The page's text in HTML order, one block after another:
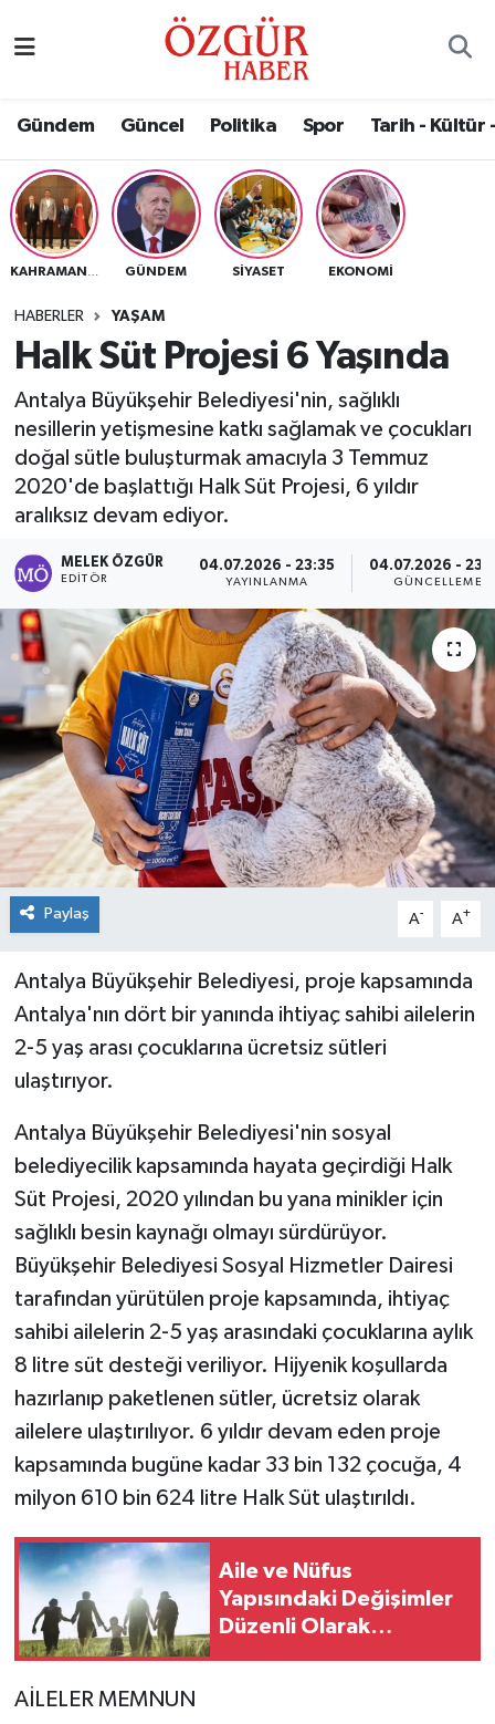
Gündem Güncel Politika Spor Tarih - Kültür
GÜNDEM SIYASET EKONOMI
HABERLER YAŞAM
Halk Süt Projesi 6 Yaşında
Antalya Büyükşehir Belediyesi'nin, sağlıklı
nesillerin yetişmesine katkı sağlamak ve çocukları
doğal sütle buluşturmak amacıyla 3 Temmuz
2020'de başlattığı Halk Süt Projesi, 6 yıldır
aralıksız devam ediyor.
MELEK ÖZGÜR
EDITÖR
04.07.2026 - 23:35
YAYINLANMA
04.07.2026 -
GÜNCELLEME
Paylaş A- A+
Antalya Büyükşehir Belediyesi, proje kapsamında
Antalya'nın dört bir yanında ihtiyaç sahibi ailelerin
2-5 yaş arası çocuklarına ücretsiz sütleri
ulaştırıyor.
Antalya Büyükşehir Belediyesi'nin sosyal
belediyecilik kapsamında hayata geçirdiği Halk
Süt Projesi, 2020 yılından bu yana minikler için
sağlıklı besin kaynağı olmayı sürdürüyor.
Büyükşehir Belediyesi Sosyal Hizmetler Dairesi
tarafından yürütülen proje kapsamında, ihtiyaç
sahibi ailelerin 2-5 yaş arasındaki çocuklarına aylık
8 litre süt desteği veriliyor. Hijyenik koşullarda
hazırlanıp paketlenen sütler, ücretsiz olarak
ailelere ulaştırılıyor. 6 yıldır devam eden proje
kapsamında bugüne kadar 33 bin 132 çocuğa, 4
milyon 610 bin 624 litre Halk Süt ulaştırıldı.
Aile ve Nüfus
Yapısındaki Değişimler
Düzenli Olarak
AİLELER MEMNUN
Eğitim
Ekonomi
Güncel
Gündem
Magazin
Politika
Tarih - Kültür - Sanat - Turizm
Yaşam
Nöbetçi Eczaneler
Namaz Vakitleri
Trafik Durumu
Süper Lig Puan Durumu ve Fikstür
Tüm Manşetler
Son Dakika Haberleri
Haber Arşivi